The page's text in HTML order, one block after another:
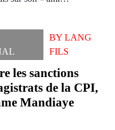
BY LANG
FILS
les sanctions
de la CPI,
Mandiaye